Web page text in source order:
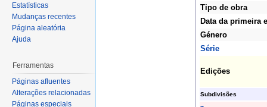
Tipo de obra
Data da primeira
Género
Série
Edições
Subdivisões
Estatísticas
Mudanças recentes
Página aleatória
Ajuda
Ferramentas
Páginas afluentes
Alterações relacionadas
Páginas especiais